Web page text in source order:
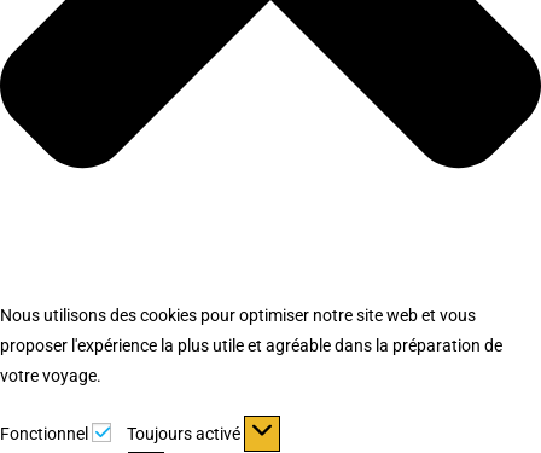
Nous utilisons des cookies pour optimiser notre site web et vous
proposer l'expérience la plus utile et agréable dans la préparation de
votre voyage.
Fonctionnel Fonctionnel
Toujours activé